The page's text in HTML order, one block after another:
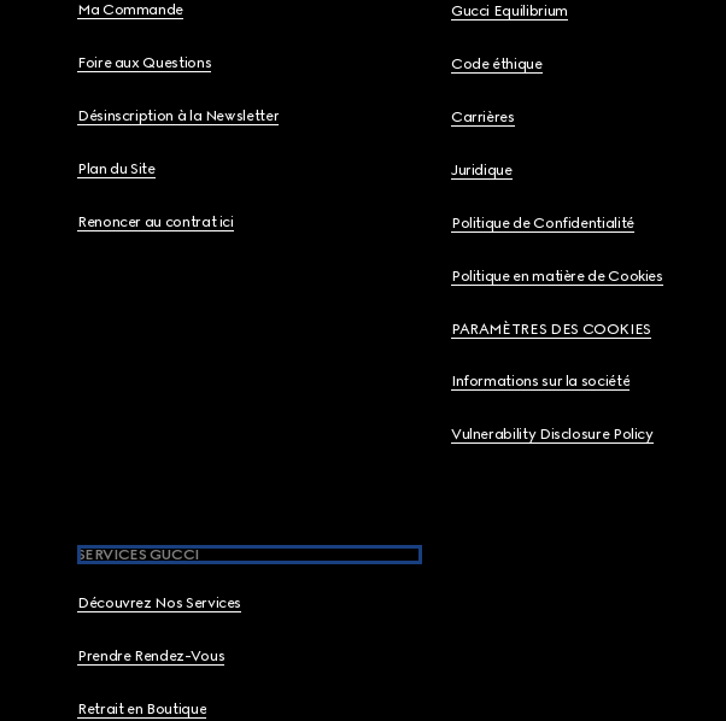
Ma Commande
Foire aux Questions
Désinscription à la Newsletter
Plan du Site
Renoncer au contrat ici
Gucci Equilibrium
Code éthique
Carrières
Juridique
Politique de Confidentialité
Politique en matière de Cookies
PARAMÈTRES DES COOKIES
Informations sur la société
Vulnerability Disclosure Policy
SERVICES GUCCI
Découvrez Nos Services
Prendre Rendez-Vous
Retrait en Boutique